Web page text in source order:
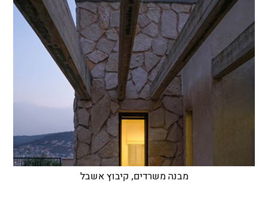
מבנה משרדים, קיבוץ אשבל